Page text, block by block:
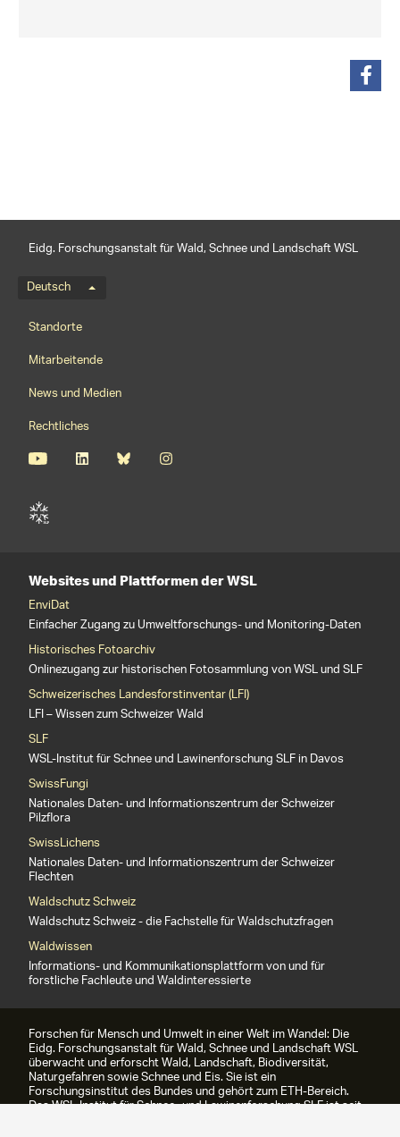
Eidg. Forschungsanstalt für Wald, Schnee und Landschaft WSL
Sprachmenü
Deutsch
Footernavigation
Standorte
Mitarbeitende
News und Medien
Rechtliches
Websites und Plattformen der WSL
EnviDat
Einfacher Zugang zu Umweltforschungs- und Monitoring-Daten
Historisches Fotoarchiv
Onlinezugang zur historischen Fotosammlung von WSL und SLF
Schweizerisches Landesforstinventar (LFI)
LFI – Wissen zum Schweizer Wald
SLF
WSL-Institut für Schnee und Lawinenforschung SLF in Davos
SwissFungi
Nationales Daten- und Informationszentrum der Schweizer
Pilzflora
SwissLichens
Nationales Daten- und Informationszentrum der Schweizer
Flechten
Waldschutz Schweiz
Waldschutz Schweiz - die Fachstelle für Waldschutzfragen
Waldwissen
Informations- und Kommunikationsplattform von und für
forstliche Fachleute und Waldinteressierte
Forschen für Mensch und Umwelt in einer Welt im Wandel: Die
Eidg. Forschungsanstalt für Wald, Schnee und Landschaft WSL
überwacht und erforscht Wald, Landschaft, Biodiversität,
Naturgefahren sowie Schnee und Eis. Sie ist ein
Forschungsinstitut des Bundes und gehört zum ETH-Bereich.
Das WSL-Institut für Schnee- und Lawinenforschung SLF ist seit